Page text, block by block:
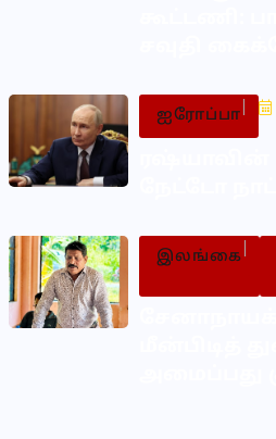
ஐரோப்பா
இலங்கை